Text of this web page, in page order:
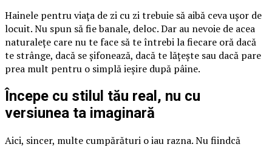
Hainele pentru viața de zi cu zi trebuie să aibă ceva ușor de
locuit. Nu spun să fie banale, deloc. Dar au nevoie de acea
naturalețe care nu te face să te întrebi la fiecare oră dacă
te strânge, dacă se șifonează, dacă te lățește sau dacă pare
prea mult pentru o simplă ieșire după pâine.
Începe cu stilul tău real, nu cu
versiunea ta imaginară
Aici, sincer, multe cumpărături o iau razna. Nu fiindcă